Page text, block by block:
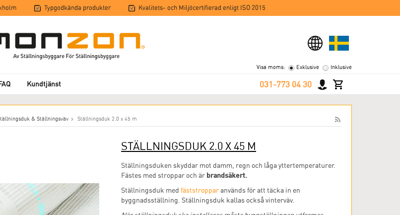
Typgodkända produkter Kvalitets- och Miljöcertifierad enligt ISO 2015
Visa moms: Exklusive Inklusive
Kundtjänst 031-773 04 30
& Ställningsväv Ställningsduk 2.0 x 45 m
STÄLLNINGSDUK 2.0 X 45 M
Ställningsduken skyddar mot damm, regn och låga yttertemperaturer.
Fästes med stroppar och är brandsäkert.
Ställningsduk med fäststropparanvänds för att täcka in en
byggnadsställning. Ställningsduk kallas också vinterväv.